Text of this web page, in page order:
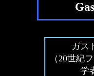
ガス
（20世紀
学